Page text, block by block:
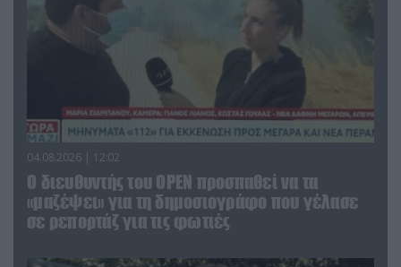
04.08.2026 | 12:02
O διευθυντής του OPEN προσπαθεί να τα
«μαζέψει» για τη δημοσιογράφο που γέλασε
σε ρεπορτάζ για τις φωτιές